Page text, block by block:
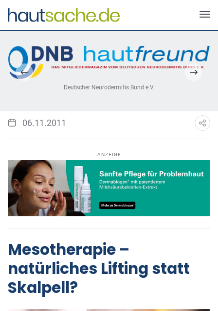
Deutscher Neurodermitis Bund e.V.
06.11.2011
ANZEIGE
Mesotherapie –
natürliches Lifting statt
Skalpell?